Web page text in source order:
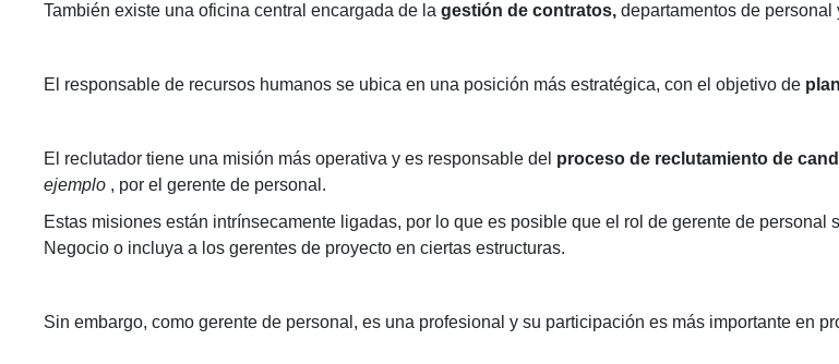
También existe una oficina central encargada de la gestión de contratos, departamentos de
El responsable de recursos humanos se ubica en una posición más estratégica, con el objetivo de
El reclutador tiene una misión más operativa y es responsable del proceso de reclutamiento de
ejemplo , por el gerente de personal.
Estas misiones están intrínsecamente ligadas, por lo que es posible que el rol de gerente de
Negocio o incluya a los gerentes de proyecto en ciertas estructuras.
Sin embargo, como gerente de personal, es una profesional y su participación es más importante en